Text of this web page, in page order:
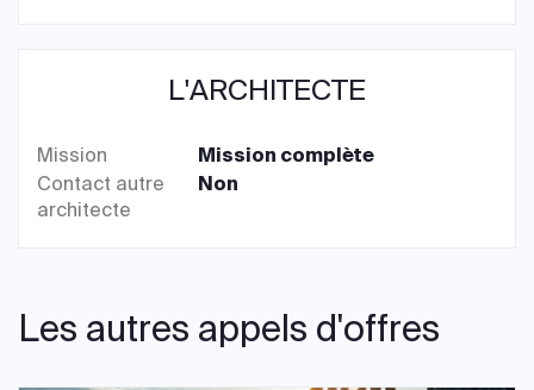
L'ARCHITECTE
Mission
Mission complète
Contact autre
architecte
Non
Les autres appels d'offres